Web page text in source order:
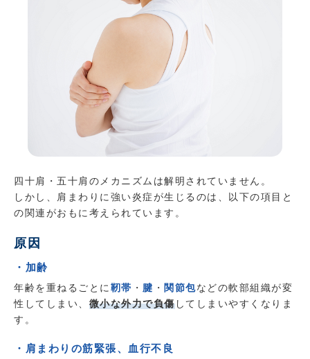
四十肩・五十肩のメカニズムは解明されていません。
しかし、肩まわりに強い炎症が生じるのは、以下の項目と
の関連がおもに考えられています。
原因
・加齢
年齢を重ねるごとに靭帯 ・ 腱 ・ 関節包などの軟部組織が変
性してしまい、 微小な外力で負傷してしまいやすくなりま
す。
・肩まわりの筋緊張、血行不良